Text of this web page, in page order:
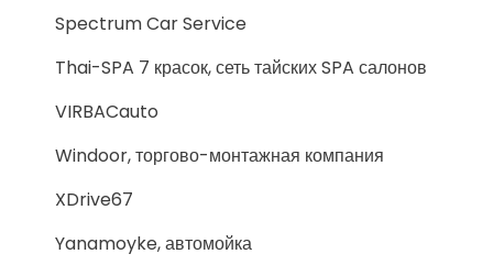
Spectrum Car Service
Thai-SPA 7 красок, сеть тайских SPA салонов
VIRBACauto
Windoor, торгово-монтажная компания
XDrive67
Yanamoyke, автомойка